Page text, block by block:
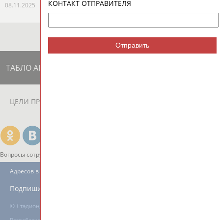
08.11.2025
ТАБЛО АКТИВНОСТИ
ЦЕЛИ ПРОЕКТА
Вопросы сотрудничества и совместной деятельности
© Стадион, 1998-2026
Адресов в новостной рассылке: 996
Подпишись
КОНТАКТ ОТПРАВИТЕЛЯ
Отправить